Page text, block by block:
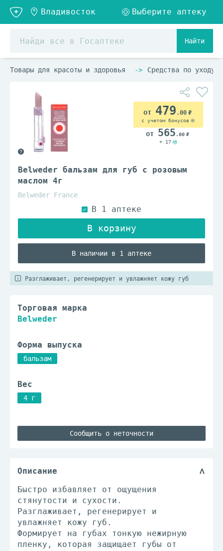
Найти
Товары для красоты и здоровья Средства по уходу
Belweder бальзам для губ с розовым
маслом 4г
Belweder France
В наличии в 1 аптеке
479 .00
с учетом бонусов
565 .00
+ 17
Разглаживает, регенерирует и увлажняет кожу губ
Торговая марка
Belweder
Форма выпуска
бальзам
Вес
4 г
Сообщить о неточности
Описание
Быстро избавляет от ощущения
стянутости и сухости.
Разглаживает, регенерирует и
увлажняет кожу губ.
Формирует на губах тонкую нежирную
пленку, которая защищает губы от